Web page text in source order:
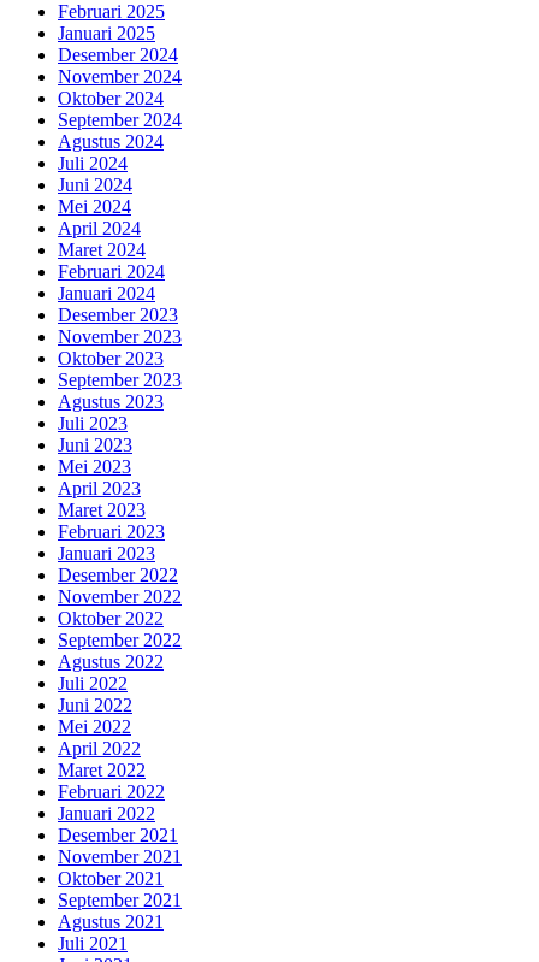
Februari 2025
Januari 2025
Desember 2024
November 2024
Oktober 2024
September 2024
Agustus 2024
Juli 2024
Juni 2024
Mei 2024
April 2024
Maret 2024
Februari 2024
Januari 2024
Desember 2023
November 2023
Oktober 2023
September 2023
Agustus 2023
Juli 2023
Juni 2023
Mei 2023
April 2023
Maret 2023
Februari 2023
Januari 2023
Desember 2022
November 2022
Oktober 2022
September 2022
Agustus 2022
Juli 2022
Juni 2022
Mei 2022
April 2022
Maret 2022
Februari 2022
Januari 2022
Desember 2021
November 2021
Oktober 2021
September 2021
Agustus 2021
Juli 2021